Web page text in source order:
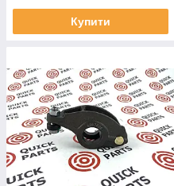
Купити